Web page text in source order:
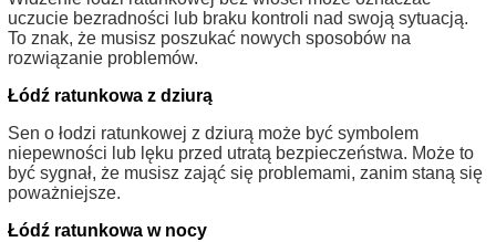
uczucie bezradności lub braku kontroli nad swoją sytuacją.
To znak, że musisz poszukać nowych sposobów na
rozwiązanie problemów.
Łódź ratunkowa z dziurą
Sen o łodzi ratunkowej z dziurą może być symbolem
niepewności lub lęku przed utratą bezpieczeństwa. Może to
być sygnał, że musisz zająć się problemami, zanim staną się
poważniejsze.
Łódź ratunkowa w nocy